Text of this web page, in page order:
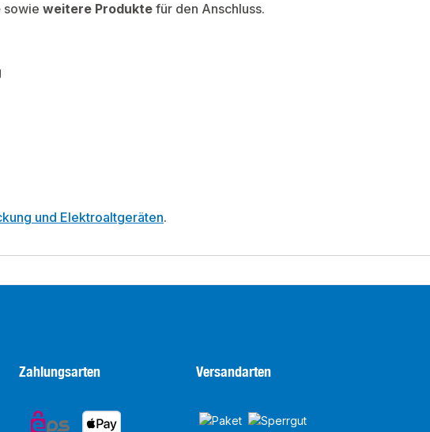
sowie weitere Produkte für den Anschluss.
und Elektroaltgeräten.
Zahlungsarten Versandarten